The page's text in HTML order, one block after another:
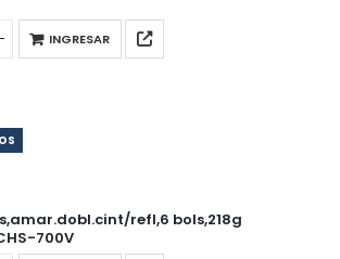
INGRESAR
refl,6 bols,218g
700V